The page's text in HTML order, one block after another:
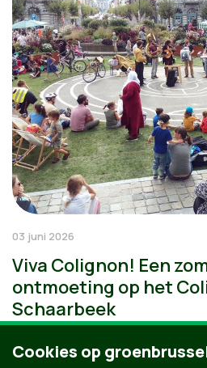
03 juni 2026
Viva Colignon! Een
ontmoeting op het
Schaarbeek
Cookies op